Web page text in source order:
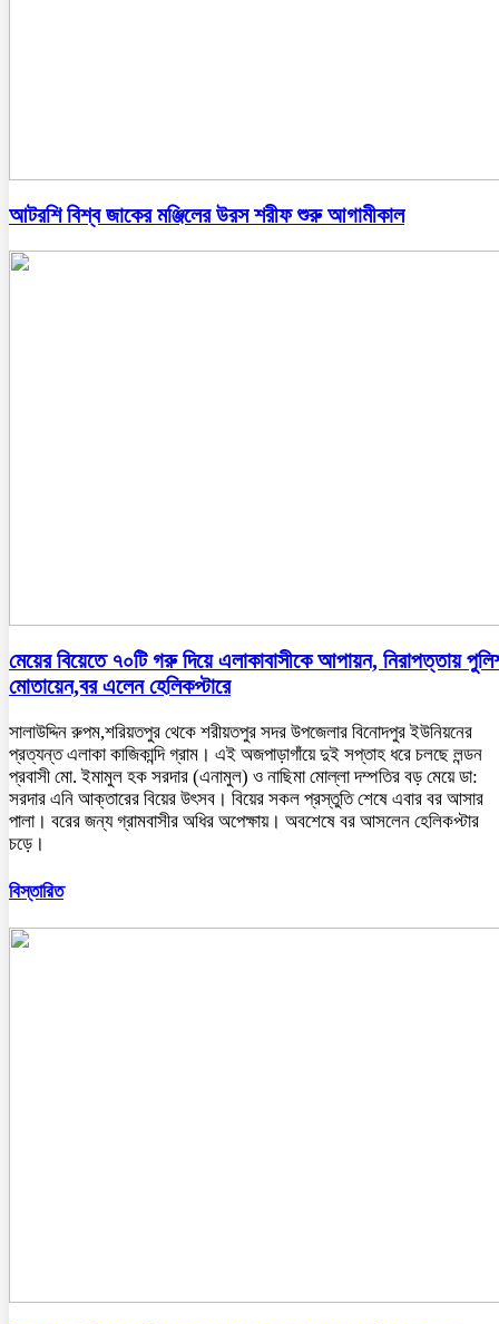
আটরশি বিশ্ব জাকের মঞ্জিলের উরস শরীফ শুরু আগামীকাল
মেয়ের বিয়েতে ৭০টি গরু দিয়ে এলাকাবাসীকে আপায়ন, নিরাপত্তায়
মোতায়েন,বর এলেন হেলিকপ্টারে
সালাউদ্দিন রুপম,শরিয়তপুর থেকে শরীয়তপুর সদর উপজেলার বিনোদপুর ইউনিয়নের
প্রত্যন্ত এলাকা কাজিকান্দি গ্রাম। এই অজপাড়াগাঁয়ে দুই সপ্তাহ ধরে চলছে লন্ডন
প্রবাসী মো. ইমামুল হক সরদার (এনামুল) ও নাছিমা মোল্লা দম্পতির বড় মেয়ে ডা:
সরদার এনি আক্তারের বিয়ের উৎসব। বিয়ের সকল প্রস্তুতি শেষে এবার বর আসার
পালা। বরের জন্য গ্রামবাসীর অধির অপেক্ষায়। অবশেষে বর আসলেন হেলিকপ্টার
চড়ে।
বিস্তারিত